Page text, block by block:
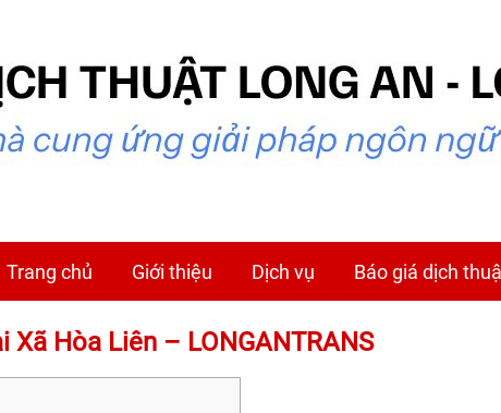
Trang chủ Giới thiệu Dịch vụ Báo giá dịch
Hòa Liên – LONGANTRANS